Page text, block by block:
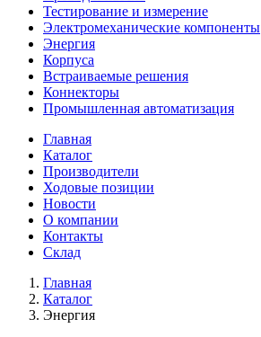
Тестирование и измерение
Электромеханические компоненты
Энергия
Корпуса
Встраиваемые решения
Коннекторы
Промышленная автоматизация
Главная
Каталог
Производители
Ходовые позиции
Новости
О компании
Контакты
Склад
Главная
Каталог
Энергия